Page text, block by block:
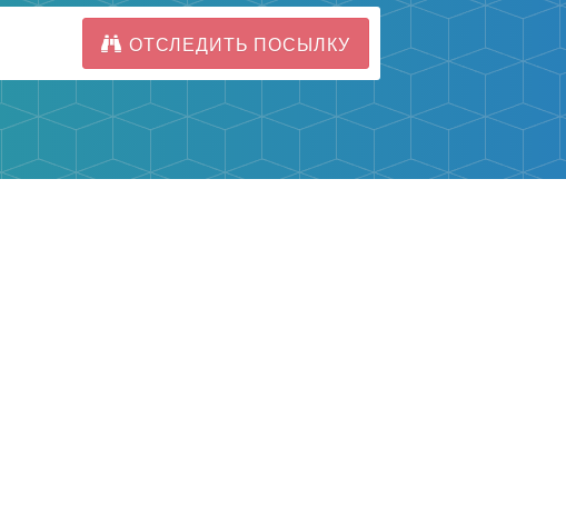
ОТСЛЕДИТЬ ПОСЫЛКУ